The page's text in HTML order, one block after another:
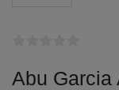
Abu Garcia